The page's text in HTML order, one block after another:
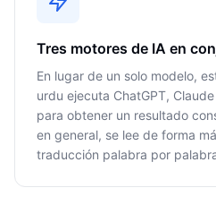
Tres motores de IA en
En lugar de un solo modelo,
urdu ejecuta ChatGPT,
para obtener un resultado
en general, se lee de forma
traducción palabra por